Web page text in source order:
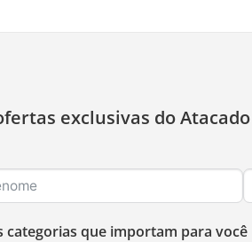
exclusivas do
categorias que importam para você